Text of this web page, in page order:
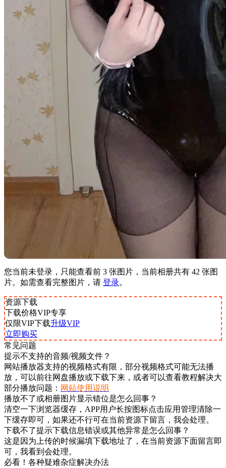
您当前未登录，只能查看前 3 张图片，当前相册共有 42 张图
片。如需查看完整图片，请 登录。
资源下载
下载价格VIP专享
仅限VIP下载升级VIP
立即购买
常见问题
提示不支持的音频/视频文件？
网站播放器支持的视频格式有限，部分视频格式可能无法播
放，可以前往网盘播放或下载下来，或者可以查看教程解决大
部分播放问题： 网站使用说明
播放不了或相册图片显示错位是怎么回事？
清空一下浏览器缓存，APP用户长按图标点击应用管理清除一
下缓存即可，如果还不行可在当前资源下留言，我会处理。
下载不了提示下载信息错误或其他异常是怎么回事？
这是因为上传的时候漏填下载地址了，在当前资源下面留言即
可，我看到会处理。
必看！各种疑难杂症解决办法